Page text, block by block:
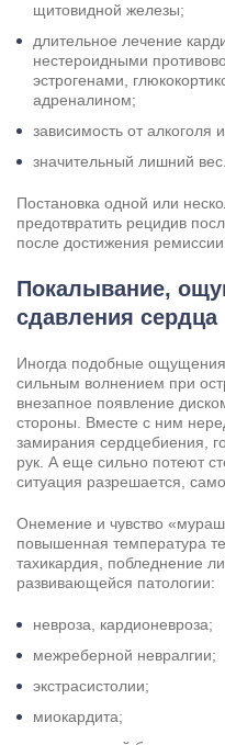
щитовидной железы;
длительное лечение
нестероидными
эстрогенами,
адреналином;
зависимость от алкоголя
значительный лишний вес.
Постановка одной или
предотвратить рецидив
после достижения ремиссии.
Покалывание,
сдавления сердца
Иногда подобные
сильным волнением при
внезапное появление
стороны. Вместе с ним
замирания сердцебиения,
рук. А еще сильно потеют
ситуация разрешается,
Онемение и чувство
повышенная температура
тахикардия, побледнение
развивающейся патологии:
невроза, кардионевроза;
межреберной невралгии;
экстрасистолии;
миокардита;
Бесплатная
Оставьте данные и мы
Поиск по сайту
Задать вопрос
Задайте свой вопрос и мы